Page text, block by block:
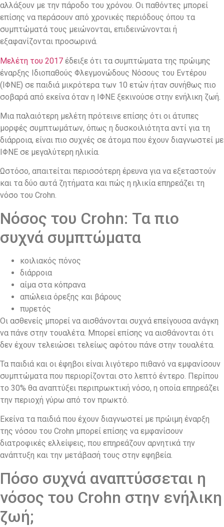
αλλάξουν με την πάροδο του χρόνου. Οι παθόντες μπορεί
επίσης να περάσουν από χρονικές περιόδους όπου τα
συμπτώματά τους μειώνονται, επιδεινώνονται ή
εξαφανίζονται προσωρινά.
Μελέτη του 2017 έδειξε ότι τα συμπτώματα της πρώιμης
έναρξης Ιδιοπαθούς Φλεγμονώδους Νόσους του Εντέρου
(ΙΦΝΕ) σε παιδιά μικρότερα των 10 ετών ήταν συνήθως πιο
σοβαρά από εκείνα όταν η ΙΦΝΕ ξεκινούσε στην ενήλικη ζωή.
Μια παλαιότερη μελέτη πρότεινε επίσης ότι οι άτυπες
μορφές συμπτωμάτων, όπως η δυσκοιλιότητα αντί για τη
διάρροια, είναι πιο συχνές σε άτομα που έχουν διαγνωστεί με
ΙΦΝΕ σε μεγαλύτερη ηλικία.
Ωστόσο, απαιτείται περισσότερη έρευνα για να εξεταστούν
και τα δύο αυτά ζητήματα και πώς η ηλικία επηρεάζει τη
νόσο του Crohn.
Νόσος του Crohn: Τα πιο
συχνά συμπτώματα
κοιλιακός πόνος
διάρροια
αίμα στα κόπρανα
απώλεια όρεξης και βάρους
πυρετός
Οι ασθενείς μπορεί να αισθάνονται συχνά επείγουσα ανάγκη
να πάνε στην τουαλέτα. Μπορεί επίσης να αισθάνονται ότι
δεν έχουν τελειώσει τελείως αφότου πάνε στην τουαλέτα.
Τα παιδιά και οι έφηβοι είναι λιγότερο πιθανό να εμφανίσουν
συμπτώματα που περιορίζονται στο λεπτό έντερο. Περίπου
το 30% θα αναπτύξει περιπρωκτική νόσο, η οποία επηρεάζει
την περιοχή γύρω από τον πρωκτό.
Εκείνα τα παιδιά που έχουν διαγνωστεί με πρώιμη έναρξη
της νόσου του Crohn μπορεί επίσης να εμφανίσουν
διατροφικές ελλείψεις, που επηρεάζουν αρνητικά την
ανάπτυξη και την μετάβασή τους στην εφηβεία.
Πόσο συχνά αναπτύσσεται η
νόσος του Crohn στην ενήλικη
ζωή;